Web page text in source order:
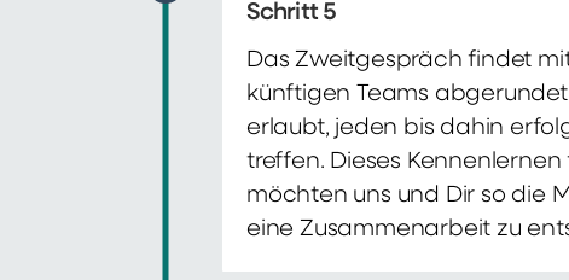
Schritt 5
Das Zweitgespräch findet
künftigen Teams
erlaubt, jeden bis dahin
treffen. Dieses
möchten uns und Dir so die
eine Zusammenarbeit zu